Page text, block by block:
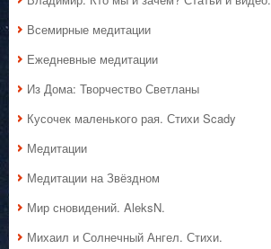
Всемирные медитации
Ежедневные медитации
Из Дома: Творчество Светланы
Кусочек маленького рая. Стихи Scady
Медитации
Медитации на Звёздном
Мир сновидений. AleksN.
Михаил и Солнечный Ангел. Стихи.